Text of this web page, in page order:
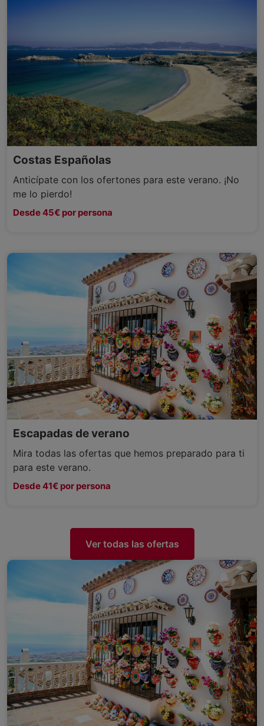
Costas Españolas
Anticípate con los ofertones para este verano. ¡No
me lo pierdo!
Desde 45€ por persona
Escapadas de verano
Mira todas las ofertas que hemos preparado para ti
para este verano.
Desde 41€ por persona
Ver todas las ofertas